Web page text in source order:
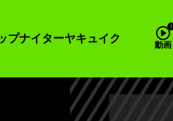
プナイターヤキュイク
動画